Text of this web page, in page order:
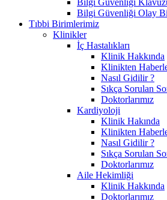
Bilgi Güvenliği Olay
Tıbbi Birimlerimiz
Klinikler
İç Hastalıkları
Klinik Hakkında
Klinikten
Nasıl Gidilir ?
Sıkça Sorulan
Doktorlarımız
Kardiyoloji
Klinik Hakında
Klinikten
Nasıl Gidilir ?
Sıkça Sorulan
Doktorlarımız
Aile Hekimliği
Klinik Hakkında
Doktorlarımız